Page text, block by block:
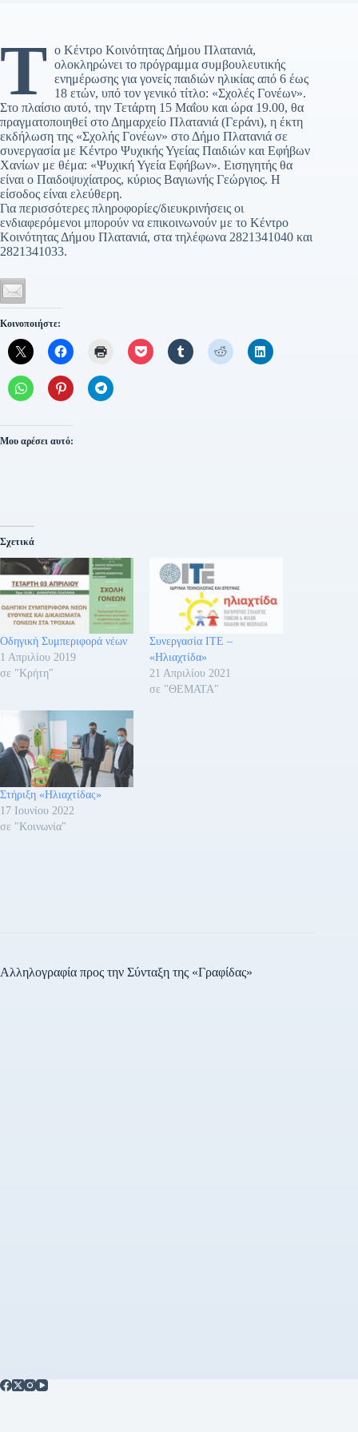
Τ ο Κέντρο Κοινότητας Δήμου Πλατανιά,
ολοκληρώνει το πρόγραμμα συμβουλευτικής
ενημέρωσης για γονείς παιδιών ηλικίας από 6 έως
18 ετών, υπό τον γενικό τίτλο: «Σχολές Γονέων».
Στο πλαίσιο αυτό, την Τετάρτη 15 Μαΐου και ώρα 19.00, θα
πραγματοποιηθεί στο Δημαρχείο Πλατανιά (Γεράνι), η έκτη
εκδήλωση της «Σχολής Γονέων» στο Δήμο Πλατανιά σε
συνεργασία με Κέντρο Ψυχικής Υγείας Παιδιών και Εφήβων
Χανίων με θέμα: «Ψυχική Υγεία Εφήβων». Εισηγητής θα
είναι ο Παιδοψυχίατρος, κύριος Βαγιωνής Γεώργιος. Η
είσοδος είναι ελεύθερη.
Για περισσότερες πληροφορίες/διευκρινήσεις οι
ενδιαφερόμενοι μπορούν να επικοινωνούν με το Κέντρο
Κοινότητας Δήμου Πλατανιά, στα τηλέφωνα 2821341040 και
2821341033.
Κοινοποιήστε:
Μου αρέσει αυτό:
Σχετικά
Οδηγική Συμπεριφορά νέων
1 Απριλίου 2019
σε "Κρήτη"
Συνεργασία ΙΤΕ –
«Ηλιαχτίδα»
21 Απριλίου 2021
σε "ΘΕΜΑΤΑ"
Στήριξη «Ηλιαχτίδας»
17 Ιουνίου 2022
σε "Κοινωνία"
Αλληλογραφία προς την Σύνταξη της «Γραφίδας»